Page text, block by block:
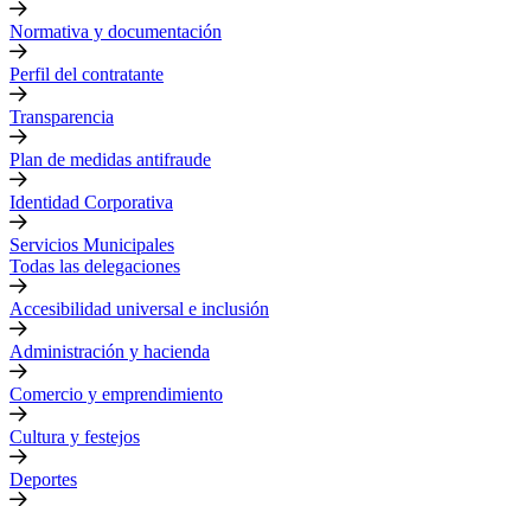
Normativa y documentación
Perfil del contratante
Transparencia
Plan de medidas antifraude
Identidad Corporativa
Servicios Municipales
Todas las delegaciones
Accesibilidad universal e inclusión
Administración y hacienda
Comercio y emprendimiento
Cultura y festejos
Deportes